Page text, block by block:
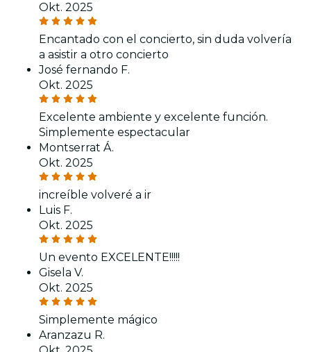
Okt. 2025
Encantado con el concierto, sin duda volvería
a asistir a otro concierto
José fernando F.
Okt. 2025
Excelente ambiente y excelente función.
Simplemente espectacular
Montserrat Á.
Okt. 2025
increíble volveré a ir
Luis F.
Okt. 2025
Un evento EXCELENTE!!!!!
Gisela V.
Okt. 2025
Simplemente mágico
Aranzazu R.